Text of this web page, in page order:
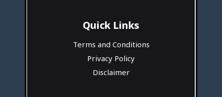
Quick Links
Terms and Conditions
Privacy Policy
Disclaimer